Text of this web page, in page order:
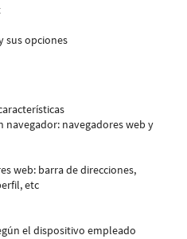
sus opciones
navegador: navegadores web y
web: barra de direcciones,
etc
el dispositivo empleado